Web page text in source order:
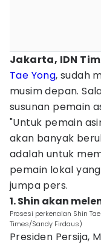
Jakarta, IDN
Tae Yong, sudah
musim depan.
susunan pemain
"Untuk pemain
akan banyak
adalah untuk
pemain lokal
jumpa pers.
1. Shin akan
Prosesi perkenalan Shin
Times/Sandy Firdaus)
Presiden Persija,